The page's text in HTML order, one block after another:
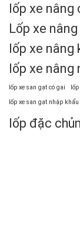
lốp xe nâng
Lốp xe
lốp xe nâng
lốp xe nâng
lốp xe san gạt có gai
lốp xe san gạt nhập khẩu
lốp đặc